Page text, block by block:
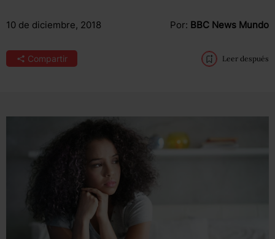
10 de diciembre, 2018 Por: BBC News Mundo
Compartir Leer después